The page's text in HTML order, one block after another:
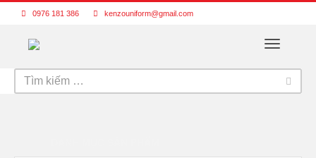
0976 181 386 kenzouniform@gmail.com
Toggle